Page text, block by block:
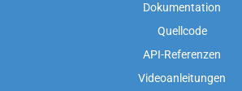
Dokumentation
Quellcode
API-Referenzen
Videoanleitungen